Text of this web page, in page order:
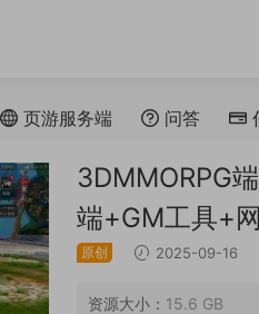
页游服务端 问答
3DMMORPG
端+GM工具+
原创 2025-09-16
资源大小： 15.6 GB